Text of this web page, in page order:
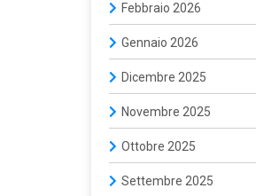
Febbraio 2026
Gennaio 2026
Dicembre 2025
Novembre 2025
Ottobre 2025
Settembre 2025